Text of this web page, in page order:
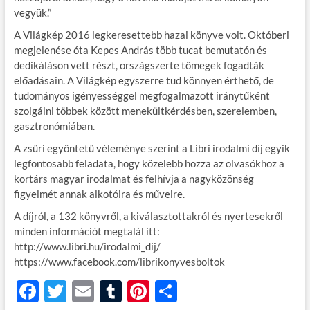
vegyük.”
A Világkép 2016 legkeresettebb hazai könyve volt. Októberi
megjelenése óta Kepes András több tucat bemutatón és
dedikáláson vett részt, országszerte tömegek fogadták
előadásain. A Világkép egyszerre tud könnyen érthető, de
tudományos igényességgel megfogalmazott iránytűként
szolgálni többek között menekültkérdésben, szerelemben,
gasztronómiában.
A zsűri egyöntetű véleménye szerint a Libri irodalmi díj egyik
legfontosabb feladata, hogy közelebb hozza az olvasókhoz a
kortárs magyar irodalmat és felhívja a nagyközönség
figyelmét annak alkotóira és műveire.
A díjról, a 132 könyvről, a kiválasztottakról és nyertesekről
minden információt megtalál itt:
http://www.libri.hu/irodalmi_dij/
https://www.facebook.com/librikonyvesboltok
F T E T Pi O